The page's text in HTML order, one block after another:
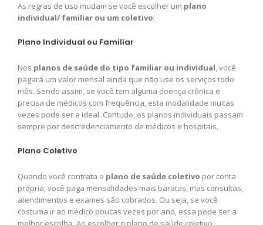
As regras de uso mudam se você escolher um plano
individual/ familiar ou um coletivo:
Plano Individual ou Familiar
Nos planos de saúde do tipo familiar ou individual, você
pagará um valor mensal ainda que não use os serviços todo
mês. Sendo assim, se você tem alguma doença crônica e
precisa de médicos com frequência, esta modalidade muitas
vezes pode ser a ideal. Contudo, os planos individuais passam
sempre por descredenciamento de médicos e hospitais.
Plano Coletivo
Quando você contrata o plano de saúde coletivo por conta
própria, você paga mensalidades mais baratas, mas consultas,
atendimentos e exames são cobrados. Ou seja, se você
costuma ir ao médico poucas vezes por ano, essa pode ser a